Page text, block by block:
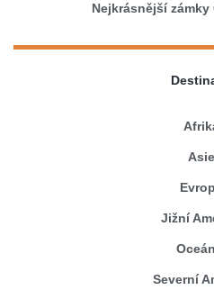
Nejkrásnější
Asie
Jižní
Severní